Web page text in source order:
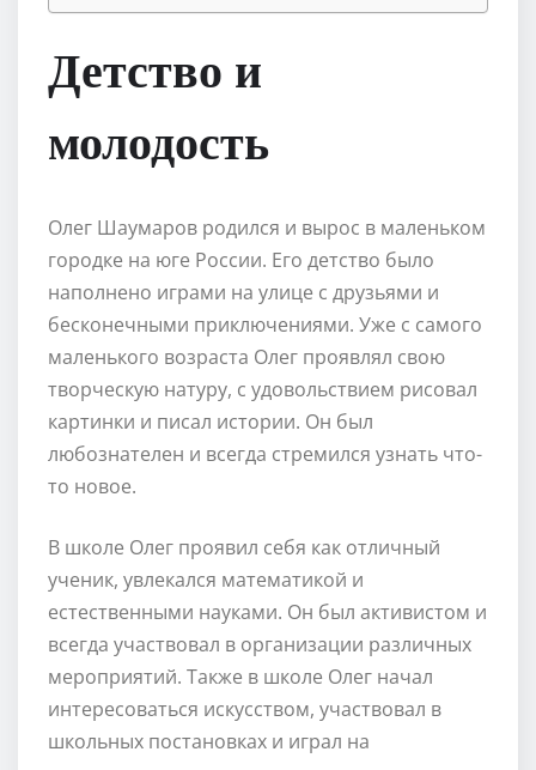
Детство и
молодость
Олег Шаумаров родился и вырос в маленьком
городке на юге России. Его детство было
наполнено играми на улице с друзьями и
бесконечными приключениями. Уже с самого
маленького возраста Олег проявлял свою
творческую натуру, с удовольствием рисовал
картинки и писал истории. Он был
любознателен и всегда стремился узнать что-
то новое.
В школе Олег проявил себя как отличный
ученик, увлекался математикой и
естественными науками. Он был активистом и
всегда участвовал в организации различных
мероприятий. Также в школе Олег начал
интересоваться искусством, участвовал в
школьных постановках и играл на